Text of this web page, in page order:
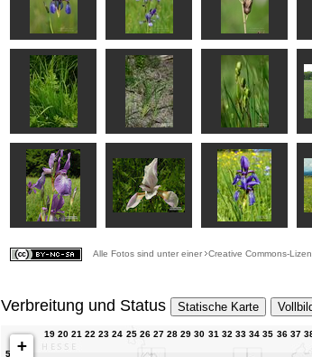
Alle Fotos sind unter einer Creative Commons-
Verbreitung und Status Statische Karte
+